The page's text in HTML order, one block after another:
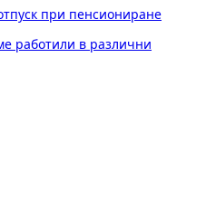
при пенсиониране
работили в различни